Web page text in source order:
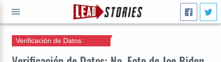
Verificación de Datos
IR A